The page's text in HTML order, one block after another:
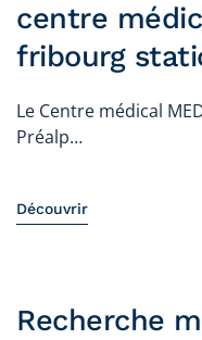
centre
fribourg
Le Centre médical
Préalp…
Découvrir
Recherche